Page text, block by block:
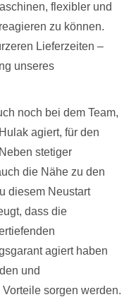
flexibler und
zu können.
Lieferzeiten –
unseres
noch bei dem Team,
agiert, für den
stetiger
die Nähe zu den
diesem Neustart
dass die
agiert haben
und
sorgen werden.